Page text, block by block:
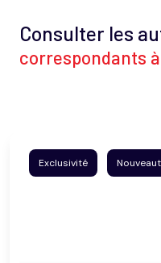
Consulter les
correspondants
Exclusivité